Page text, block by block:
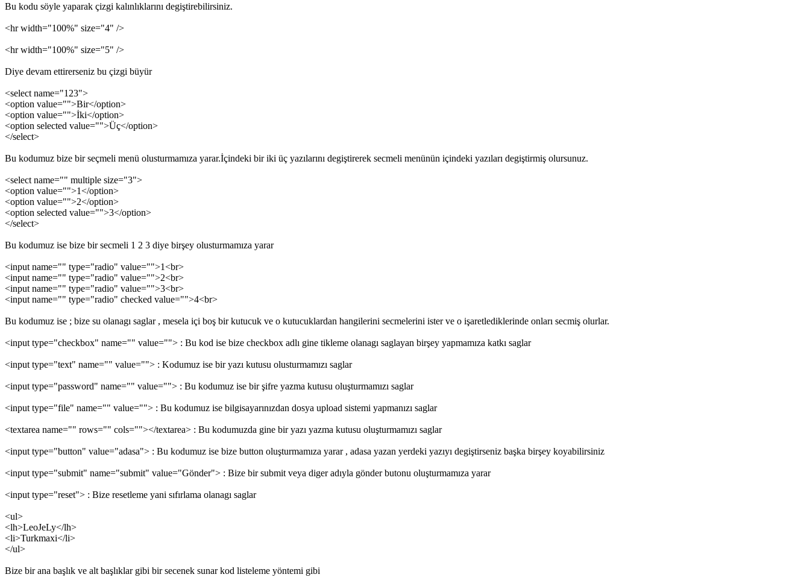
Bu kodu söyle yaparak çizgi kalınlıklarını degiştirebilirsiniz.
<hr width="100%" size="4" />
<hr width="100%" size="5" />
Diye devam ettirerseniz bu çizgi büyür
<select name="123">
<option value="">Bir</option>
<option value="">İki</option>
<option selected value="">Üç</option>
</select>
Bu kodumuz bize bir seçmeli menü olusturmamıza yarar.İçindeki bir iki üç yazılarını degiştirerek secmeli menünün içindeki yazıları degiştirmiş olursunuz.
<select name="" multiple size="3">
<option value="">1</option>
<option value="">2</option>
<option selected value="">3</option>
</select>
Bu kodumuz ise bize bir secmeli 1 2 3 diye birşey olusturmamıza yarar
<input name="" type="radio" value="">1<br>
<input name="" type="radio" value="">2<br>
<input name="" type="radio" value="">3<br>
<input name="" type="radio" checked value="">4<br>
Bu kodumuz ise ; bize su olanagı saglar , mesela içi boş bir kutucuk ve o kutucuklardan hangilerini secmelerini ister ve o işaretlediklerinde onları secmiş olurlar.
<input type="checkbox" name="" value=""> : Bu kod ise bize checkbox adlı gine tikleme olanagı saglayan birşey yapmamıza katkı saglar
<input type="text" name="" value=""> : Kodumuz ise bir yazı kutusu olusturmamızı saglar
<input type="password" name="" value=""> : Bu kodumuz ise bir şifre yazma kutusu oluşturmamızı saglar
<input type="file" name="" value=""> : Bu kodumuz ise bilgisayarınızdan dosya upload sistemi yapmanızı saglar
<textarea name="" rows="" cols=""></textarea> : Bu kodumuzda gine bir yazı yazma kutusu oluşturmamızı saglar
<input type="button" value="adasa"> : Bu kodumuz ise bize button oluşturmamıza yarar , adasa yazan yerdeki yazıyı degiştirseniz başka birşey koyabilirsiniz
<input type="submit" name="submit" value="Gönder"> : Bize bir submit veya diger adıyla gönder butonu oluşturmamıza yarar
<input type="reset"> : Bize resetleme yani sıfırlama olanagı saglar
<ul>
<lh>LeoJeLy</lh>
<li>Turkmaxi</li>
</ul>
Bize bir ana başlık ve alt başlıklar gibi bir secenek sunar kod listeleme yöntemi gibi